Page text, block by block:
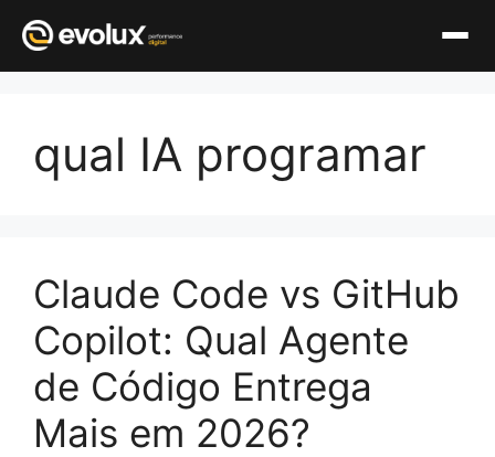
conteúdo
qual IA programar
Claude Code vs GitHub
Copilot: Qual Agente
de Código Entrega
Mais em 2026?